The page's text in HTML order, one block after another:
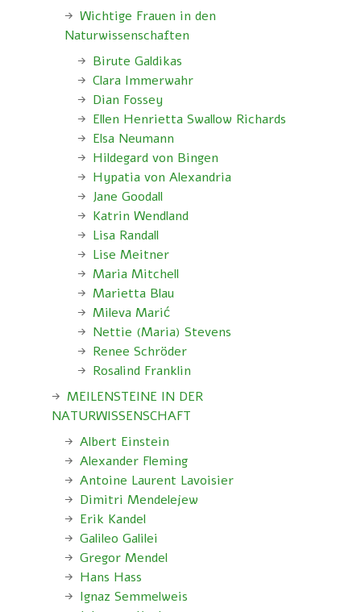
Wichtige Frauen in den
Naturwissenschaften
Birute Galdikas
Clara Immerwahr
Dian Fossey
Ellen Henrietta Swallow Richards
Elsa Neumann
Hildegard von Bingen
Hypatia von Alexandria
Jane Goodall
Katrin Wendland
Lisa Randall
Lise Meitner
Maria Mitchell
Marietta Blau
Mileva Marić
Nettie (Maria) Stevens
Renee Schröder
Rosalind Franklin
MEILENSTEINE IN DER
NATURWISSENSCHAFT
Albert Einstein
Alexander Fleming
Antoine Laurent Lavoisier
Dimitri Mendelejew
Erik Kandel
Galileo Galilei
Gregor Mendel
Hans Hass
Ignaz Semmelweis